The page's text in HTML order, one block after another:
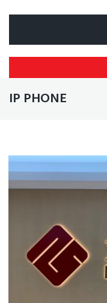
IP PHONE